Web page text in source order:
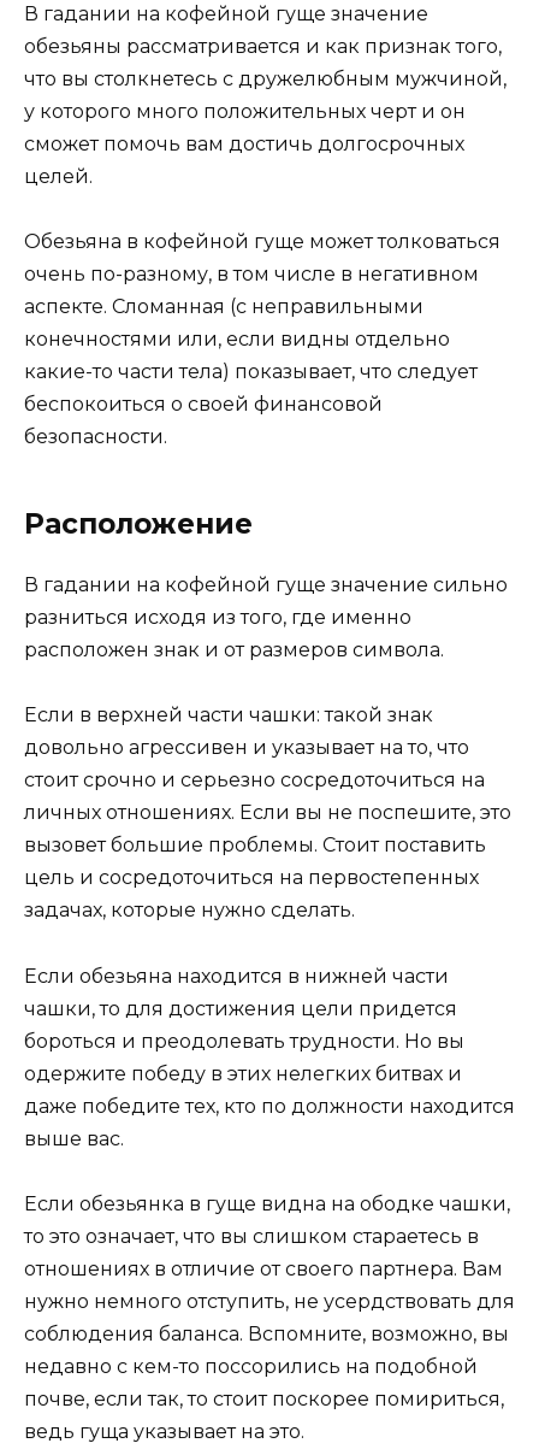
В гадании на кофейной гуще значение
обезьяны рассматривается и как признак того,
что вы столкнетесь с дружелюбным мужчиной,
у которого много положительных черт и он
сможет помочь вам достичь долгосрочных
целей.
Обезьяна в кофейной гуще может толковаться
очень по-разному, в том числе в негативном
аспекте. Сломанная (с неправильными
конечностями или, если видны отдельно
какие-то части тела) показывает, что следует
беспокоиться о своей финансовой
безопасности.
Расположение
В гадании на кофейной гуще значение сильно
разниться исходя из того, где именно
расположен знак и от размеров символа.
Если в верхней части чашки: такой знак
довольно агрессивен и указывает на то, что
стоит срочно и серьезно сосредоточиться на
личных отношениях. Если вы не поспешите, это
вызовет большие проблемы. Стоит поставить
цель и сосредоточиться на первостепенных
задачах, которые нужно сделать.
Если обезьяна находится в нижней части
чашки, то для достижения цели придется
бороться и преодолевать трудности. Но вы
одержите победу в этих нелегких битвах и
даже победите тех, кто по должности находится
выше вас.
Если обезьянка в гуще видна на ободке чашки,
то это означает, что вы слишком стараетесь в
отношениях в отличие от своего партнера. Вам
нужно немного отступить, не усердствовать для
соблюдения баланса. Вспомните, возможно, вы
недавно с кем-то поссорились на подобной
почве, если так, то стоит поскорее помириться,
ведь гуща указывает на это.